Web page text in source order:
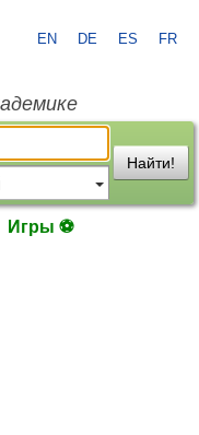
EN DE ES FR
Найти!
Игры ⚽